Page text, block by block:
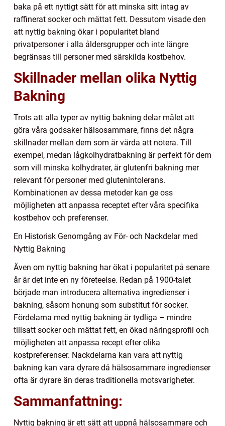
baka på ett nyttigt sätt för att minska sitt intag av
raffinerat socker och mättat fett. Dessutom visade den
att nyttig bakning ökar i popularitet bland
privatpersoner i alla åldersgrupper och inte längre
begränsas till personer med särskilda kostbehov.
Skillnader mellan olika Nyttig
Bakning
Trots att alla typer av nyttig bakning delar målet att
göra våra godsaker hälsosammare, finns det några
skillnader mellan dem som är värda att notera. Till
exempel, medan lågkolhydratbakning är perfekt för dem
som vill minska kolhydrater, är glutenfri bakning mer
relevant för personer med glutenintolerans.
Kombinationen av dessa metoder kan ge oss
möjligheten att anpassa receptet efter våra specifika
kostbehov och preferenser.
En Historisk Genomgång av För- och Nackdelar med
Nyttig Bakning
Även om nyttig bakning har ökat i popularitet på senare
år är det inte en ny företeelse. Redan på 1900-talet
började man introducera alternativa ingredienser i
bakning, såsom honung som substitut för socker.
Fördelarna med nyttig bakning är tydliga – mindre
tillsatt socker och mättat fett, en ökad näringsprofil och
möjligheten att anpassa recept efter olika
kostpreferenser. Nackdelarna kan vara att nyttig
bakning kan vara dyrare då hälsosammare ingredienser
ofta är dyrare än deras traditionella motsvarigheter.
Sammanfattning:
Nyttig bakning är ett sätt att uppnå hälsosammare och